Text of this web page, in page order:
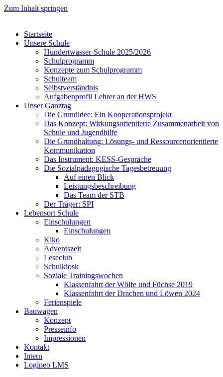
Zum Inhalt springen
Startseite
Unsere Schule
Hundertwasser-Schule 2025/2026
Schulprogramm
Konzepte zum Schulprogramm
Schulteam
Selbst­ver­ständ­nis
Aufgabenprofil Lehrer an der HWS
Unser Ganztag
Die Grundidee: Ein Kooperationsprojekt
Das Konzept: Wirkungsorientierte Zusammenarbeit von
Schule und Jugendhilfe
Die Grundhaltung: Lösungs- und Ressourcenorientierte
Kommunikation
Das Instrument: KESS-Gespräche
Die Sozialpädagogische Tagesbetreuung
Auf einen Blick
Leistungsbeschreibung
Das Team der STB
Der Träger: SPI
Lebensort Schule
Einschulungen
Einschulungen
Kiko
Adventszeit
Leseclub
Schulkiosk
Soziale Trainingswochen
Klassenfahrt der Wölfe und Füchse 2019
Klassenfahrt der Drachen und Löwen 2024
Ferienspiele
Bauwagen
Konzept
Presseinfo
Impressionen
Kontakt
Intern
Logineo LMS